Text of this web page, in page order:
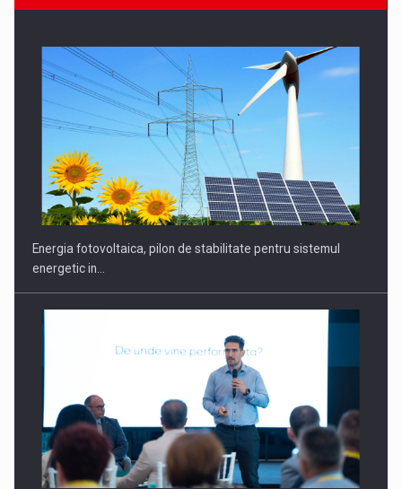
CEO Conference - Shaping The Future - Technology and…
Webinar - Business Evolution-RETHINK STRATEGY-Finantare
Investitii Digitalizare
Energia fotovoltaica, pilon de stabilitate pentru sistemul
energetic in…